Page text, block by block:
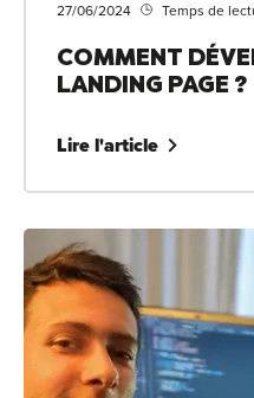
27/06/2024 Temps de
COMMENT
LANDING PAGE ?
Lire l'article